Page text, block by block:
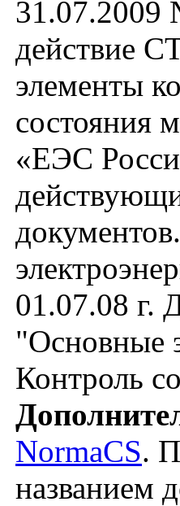
31.07.2009
действие
элементы
состояния
«ЕЭС
01.07.08 г.
"Основные
Контроль
NormaCS.
названием